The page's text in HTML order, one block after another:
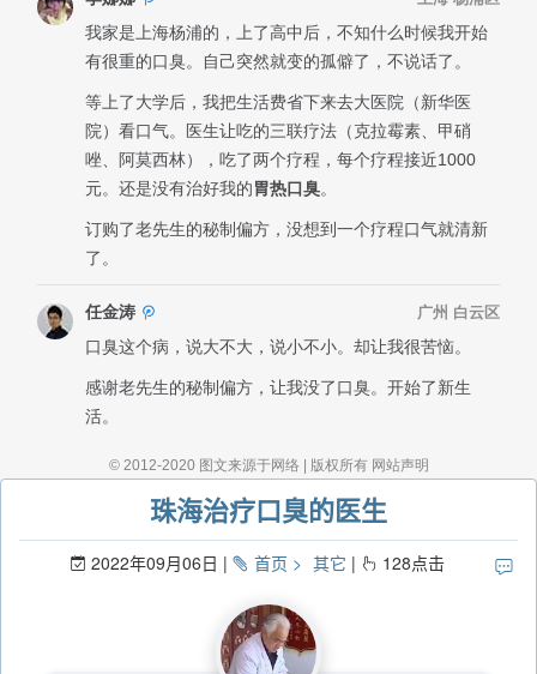
珠海治疗口臭的医生
2022年09月06日 首页 其它 128点击